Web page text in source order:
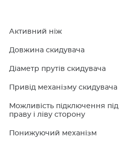
Активний ніж
Довжина скидувача
Діаметр прутів cкидувача
Привід механізму скидувача
Можливість підключення під
праву і ліву сторону
Понижуючий механізм